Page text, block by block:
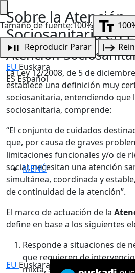
Tamaño de fuente:100%
Reproducir Parar
EU Euskara
ES Español
MENÚ
EU Euskara
Sobre la Atención
Sociosanitaria en
Atención
La Ley 12/2008, de 5 de
establece una definición muy
sociosanitaria, entendiendo que
sociosanitaria, comprende:
“El conjunto de cuidados
que, por causa de graves
limitaciones funcionales y/o de
social, necesitan una atención
simultánea, coordinada y
de continuidad de la atención”.
El marco de actuación de la
define en base a los siguientes
Responde a situaciones de
que requieren de
mixta, sociales y sanitarias,